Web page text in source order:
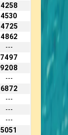
4258
4530
4725
4862
---
7497
9208
---
6872
---
---
---
5051